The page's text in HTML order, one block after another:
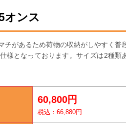
オンス
があるため荷物の収納がしやすく普
様となっております。サイズは2種類
60,800円
税込：66,880円